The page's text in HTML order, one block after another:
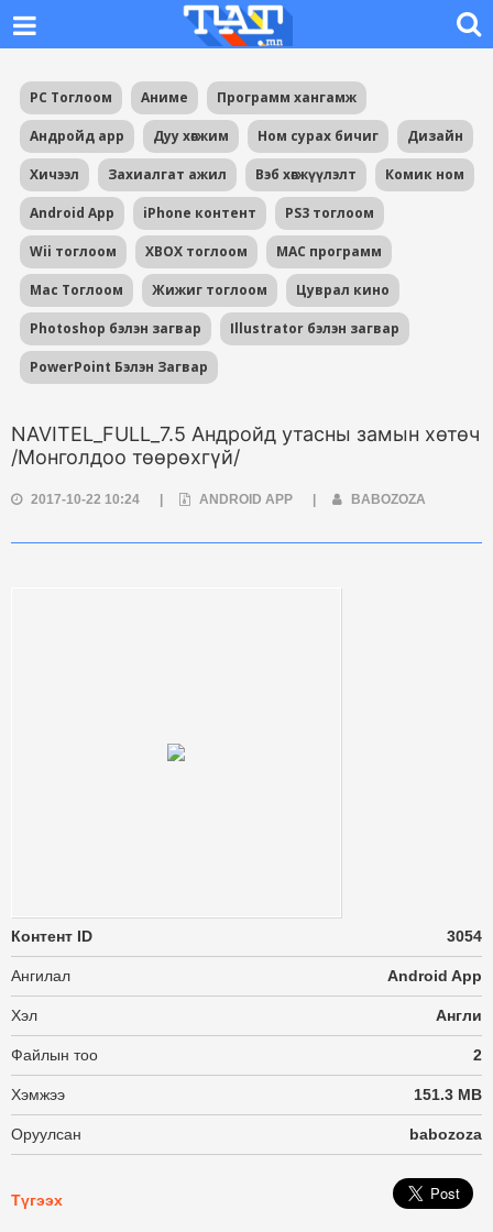
PC Тоглоом Аниме Программ хангамж
Андройд app Дуу хөгжим Ном сурах бичиг Дизайн
Хичээл Захиалгат ажил Вэб хөгжүүлэлт Комик ном
Android App iPhone контент PS3 тоглоом
Wii тоглоом XBOX тоглоом MAC программ
Mac Тоглоом Жижиг тоглоом Цуврал кино
Photoshop бэлэн загвар Illustrator бэлэн загвар
PowerPoint Бэлэн Загвар
NAVITEL_FULL_7.5 Андройд утасны замын хөтөч
/Монголдоо төөрөхгүй/
2017-10-22 10:24 ANDROID APP BABOZOZA
Контент ID 3054
Ангилал Android App
Хэл Англи
Файлын тоо 2
Хэмжээ 151.3 MB
Оруулсан babozoza
Түгээх